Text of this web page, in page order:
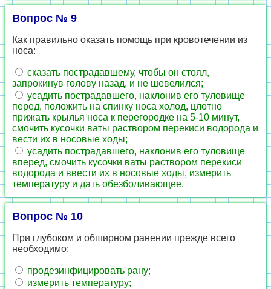
Вопрос № 9
Как правильно оказать помощь при кровотечении из
носа:
сказать пострадавшему, чтобы он стоял,
запрокинув голову назад, и не шевелился;
усадить пострадавшего, наклонив его туловище
перед, положить на спинку носа холод, цлотно
прижать крылья носа к перегородке на 5-10 минут,
смочить кусочки ваты раствором перекиси водорода и
вести их в носовые ходы;
усадить пострадавшего, наклонив его туловище
вперед, смочить кусочки ваты раствором перекиси
водорода и ввести их в носовые ходы, измерить
температуру и дать обезболивающее.
Вопрос № 10
При глубоком и обширном ранении прежде всего
необходимо:
продезинфицировать рану;
измерить температуру;